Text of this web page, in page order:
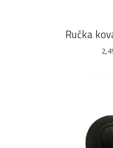
Ručka